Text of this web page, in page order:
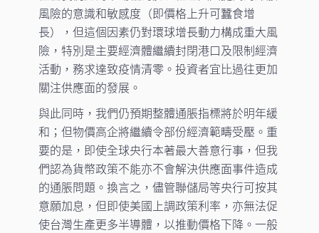
風險的意識和敏感度（即價格上升可蠶食增
長），但這個因素仍對環球增長動力構成重大風
險，特別是主要經濟體繼續封閉港口及限制經濟
活動，務求達致疫情清零。投資者宜比過往更加
關注供應面的發展。
與此同時，我們仍預期整體通脹指標將於明年緩
和；但物價高企將繼續令部份經濟範疇受壓。重
要的是，即使全球央行本著最大善意行事，但我
們認為貨幣政策不能亦不會解決供應面事件造成
的通脹問題。換言之，儘管聯儲局等央行可按其
意願加息，但即使美國上調政策利率，亦無法促
使台灣生產更多半導體，以推動價格下降。一般